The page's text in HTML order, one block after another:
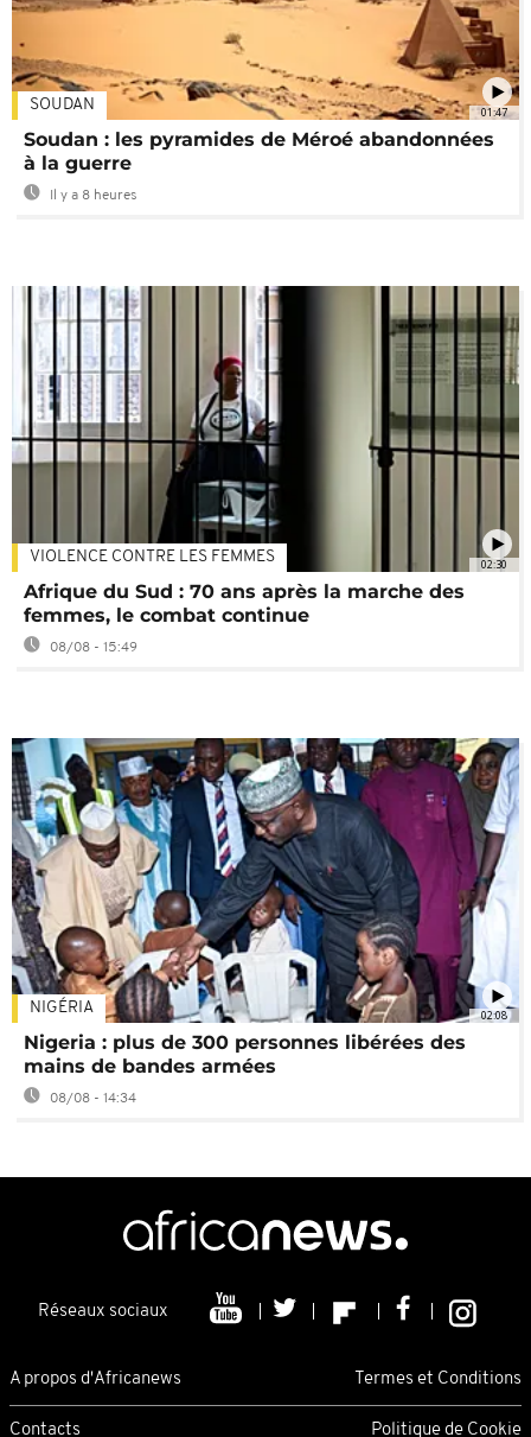
01:47
SOUDAN
Soudan : les pyramides de Méroé abandonnées
à la guerre
Il y a 8 heures
02:30
VIOLENCE CONTRE LES FEMMES
Afrique du Sud : 70 ans après la marche des
femmes, le combat continue
08/08 - 15:49
02:08
NIGÉRIA
Nigeria : plus de 300 personnes libérées des
mains de bandes armées
08/08 - 14:34
Réseaux sociaux
A propos d'Africanews Termes et Conditions
Contacts Politique de Cookie